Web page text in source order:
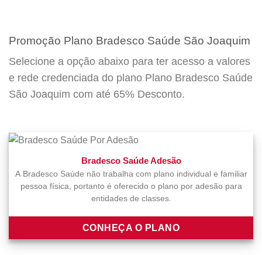
Promoção Plano Bradesco Saúde São Joaquim
Selecione a opção abaixo para ter acesso a valores
e rede credenciada do plano Plano Bradesco Saúde
São Joaquim com até 65% Desconto.
Bradesco Saúde Adesão
A Bradesco Saúde não trabalha com plano individual e familiar
pessoa física, portanto é oferecido o plano por adesão para
entidades de classes.
CONHEÇA O PLANO